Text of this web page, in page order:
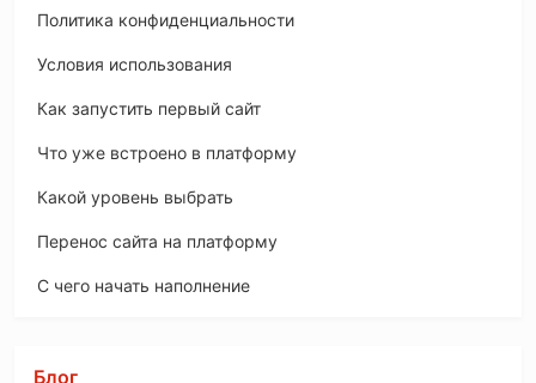
Политика конфиденциальности
Условия использования
Как запустить первый сайт
Что уже встроено в платформу
Какой уровень выбрать
Перенос сайта на платформу
С чего начать наполнение
Блог